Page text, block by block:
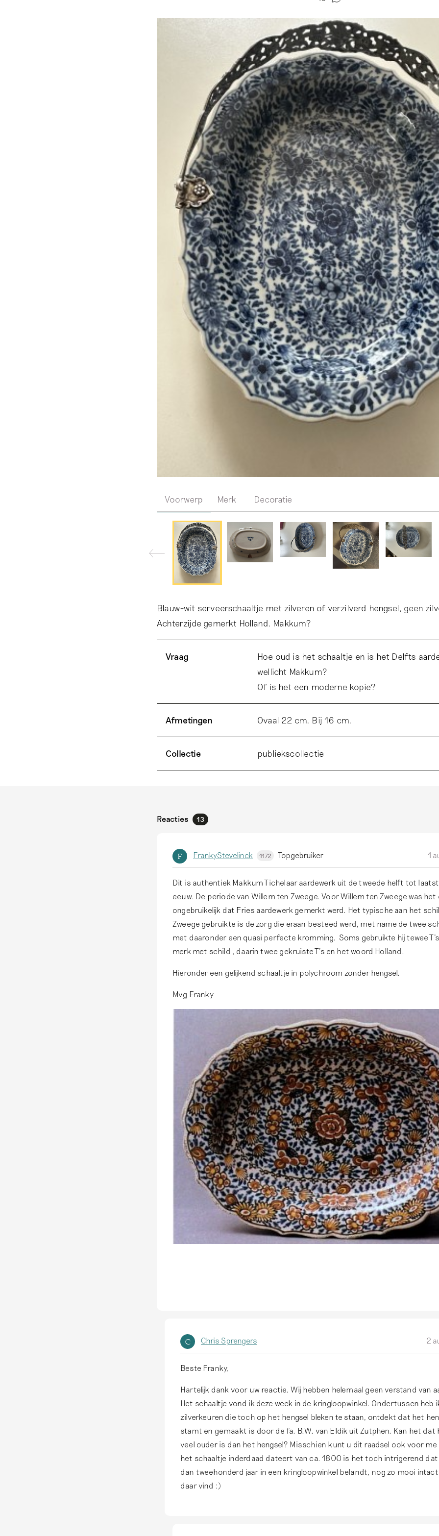
Voorwerp Merk Decoratie
Blauw-wit serveerschaaltje met zilveren of verzilverd hengsel, geen
Achterzijde gemerkt Holland. Makkum?
Vraag
Hoe oud is het schaaltje en is het Delfts
wellicht Makkum?
Of is het een moderne kopie?
Afmetingen Ovaal 22 cm. Bij 16 cm.
Collectie publiekscollectie
Reacties 13
F FrankyStevelinck 1172 Topgebruiker 1
Dit is authentiek Makkum Tichelaar aardewerk uit de tweede helft tot
eeuw. De periode van Willem ten Zweege. Voor Willem ten Zweege was het
ongebruikelijk dat Fries aardewerk gemerkt werd. Het typische aan het
Zweege gebruikte is de zorg die eraan besteed werd, met name de twee
met daaronder een quasi perfecte kromming. Soms gebruikte hij tewee
merk met schild , daarin twee gekruiste T's en het woord Holland.
Hieronder een gelijkend schaaltje in polychroom zonder hengsel.
Mvg Franky
C Chris Sprengers 2
l
s
a
n
t
w
o
o
Beste Franky,
Hartelijk dank voor uw reactie. Wij hebben helemaal geen verstand van
Het schaaltje vond ik deze week in de kringloopwinkel. Ondertussen heb
zilverkeuren die toch op het hengsel bleken te staan, ontdekt dat het
stamt en gemaakt is door de fa. B.W. van Eldik uit Zutphen. Kan het dat
veel ouder is dan het hengsel? Misschien kunt u dit raadsel ook voor me
het schaaltje inderdaad dateert van ca. 1800 is het toch intrigerend
dan tweehonderd jaar in een kringloopwinkel belandt, nog zo mooi
daar vind :)